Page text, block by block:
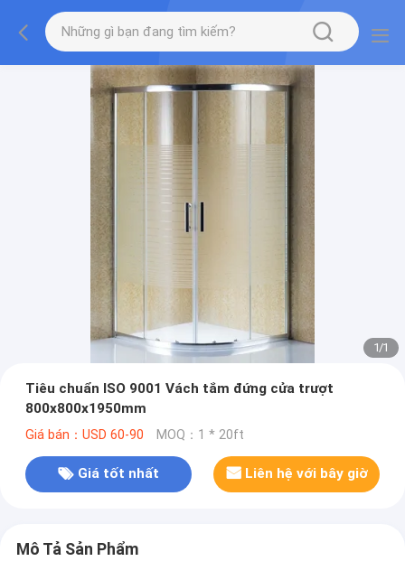
1/1
Tiêu chuẩn ISO 9001 Vách tắm đứng cửa trượt
800x800x1950mm
Giá bán：USD 60-90 MOQ：1 * 20ft
Giá tốt nhất Liên hệ với bây giờ
Mô Tả Sản Phẩm